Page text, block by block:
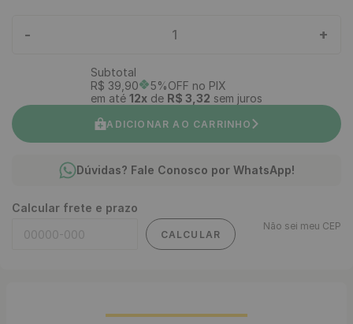
- 1 +
Subtotal
R$ 39 90
5%OFF no PIX
em até 12x de R$ 3 32 sem juros
ADICIONAR AO CARRINHO
Dúvidas? Fale Conosco por WhatsApp!
Calcular frete e prazo
CALCULAR
Não sei meu CEP